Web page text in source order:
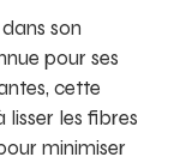
son
pour ses
cette
les fibres
minimiser